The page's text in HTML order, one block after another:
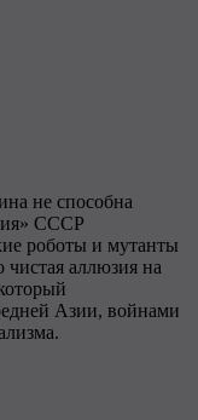
не способна
СССР
роботы и мутанты
чистая аллюзия на
Азии, войнами